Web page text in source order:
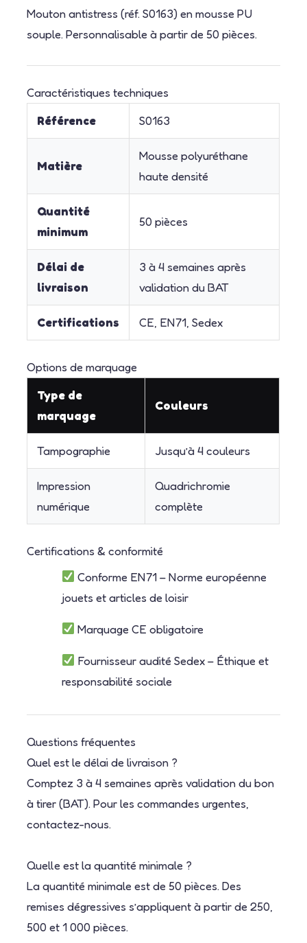
Mouton antistress (réf. S0163) en mousse PU
souple. Personnalisable à partir de 50 pièces.
Caractéristiques techniques
Référence
S0163
Matière
Mousse polyuréthane
haute densité
Quantité
minimum
50 pièces
Délai de
livraison
3 à 4 semaines après
validation du BAT
Certifications CE, EN71, Sedex
Options de marquage
Type de
marquage
Couleurs
Tampographie Jusqu’à 4 couleurs
Impression
numérique
Quadrichromie
complète
Certifications & conformité
Conforme EN71 – Norme européenne
jouets et articles de loisir
Marquage CE obligatoire
Fournisseur audité Sedex – Éthique et
responsabilité sociale
Questions fréquentes
Quel est le délai de livraison ?
Comptez 3 à 4 semaines après validation du bon
à tirer (BAT). Pour les commandes urgentes,
contactez-nous.
Quelle est la quantité minimale ?
La quantité minimale est de 50 pièces. Des
remises dégressives s’appliquent à partir de 250,
500 et 1 000 pièces.